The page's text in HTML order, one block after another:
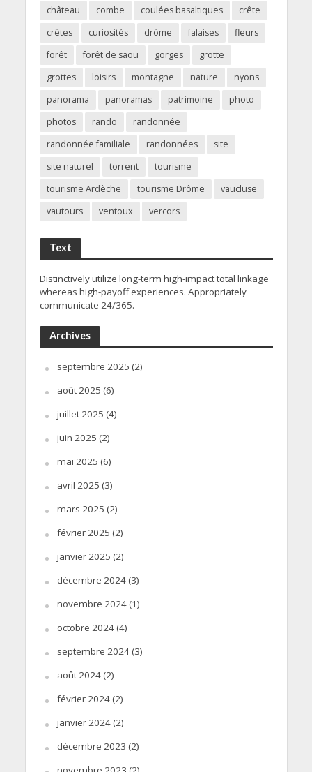
château
combe coulées basaltiques
crête
crêtes
curiosités drôme falaises
fleurs
forêt
forêt de saou gorges
grotte
grottes
loisirs montagne nature
nyons
panorama
panoramas patrimoine
photo
photos
rando
randonnée
randonnée familiale
randonnées
site
site naturel
torrent
tourisme
tourisme Ardèche
tourisme Drôme
vaucluse
vautours
ventoux vercors
Text
Distinctively utilize long-term high-impact total linkage
whereas high-payoff experiences. Appropriately
communicate 24/365.
Archives
septembre 2025 (2)
août 2025 (6)
juillet 2025 (4)
juin 2025 (2)
mai 2025 (6)
avril 2025 (3)
mars 2025 (2)
février 2025 (2)
janvier 2025 (2)
décembre 2024(3)
novembre 2024(1)
octobre 2024(4)
septembre 2024(3)
août 2024(2)
février 2024(2)
janvier 2024(2)
décembre 2023 (2)